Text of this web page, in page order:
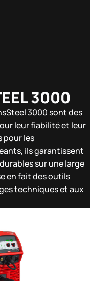
3000
3000 sont des
leur fiabilité et leur
pour les
ils garantissent
sur une large
en fait des outils
techniques et aux